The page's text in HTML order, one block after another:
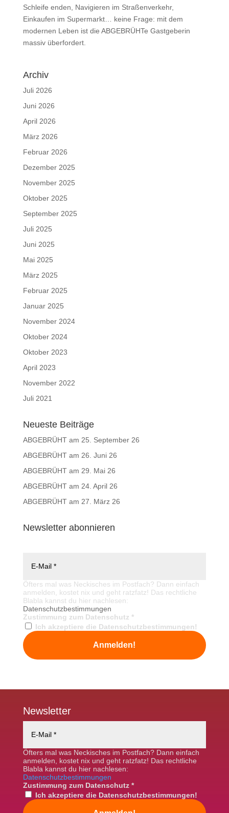
Schleife enden, Navigieren im Straßenverkehr,
Einkaufen im Supermarkt… keine Frage: mit dem
modernen Leben ist die ABGEBRÜHTe Gastgeberin
massiv überfordert.
Archiv
Juli 2026
Juni 2026
April 2026
März 2026
Februar 2026
Dezember 2025
November 2025
Oktober 2025
September 2025
Juli 2025
Juni 2025
Mai 2025
März 2025
Februar 2025
Januar 2025
November 2024
Oktober 2024
Oktober 2023
April 2023
November 2022
Juli 2021
Neueste Beiträge
ABGEBRÜHT am 25. September 26
ABGEBRÜHT am 26. Juni 26
ABGEBRÜHT am 29. Mai 26
ABGEBRÜHT am 24. April 26
ABGEBRÜHT am 27. März 26
Newsletter abonnieren
Öfters mal was Neckisches im Postfach? Dann einfach
anmelden, kostet nix und geht ratzfatz! Das rechtliche
Blabla kannst du hier nachlesen:
Datenschutzbestimmungen
Zustimmung zum Datenschutz *
Ich akzeptiere die Datenschutzbestimmungen!
Newsletter
Öfters mal was Neckisches im Postfach? Dann einfach
anmelden, kostet nix und geht ratzfatz! Das rechtliche
Blabla kannst du hier nachlesen:
Datenschutzbestimmungen
Zustimmung zum Datenschutz *
Ich akzeptiere die Datenschutzbestimmungen!